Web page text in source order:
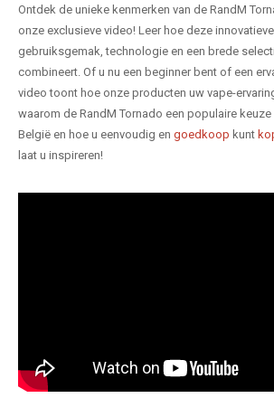
Ontdek de unieke kenmerken van de RandM
onze exclusieve video! Leer hoe deze innovatieve
gebruiksgemak, technologie en een brede
combineert. Of u nu een beginner bent of een
video toont hoe onze producten uw vape-
waarom de RandM Tornado een populaire keuze
België en hoe u eenvoudig en goedkoop kunt
laat u inspireren!